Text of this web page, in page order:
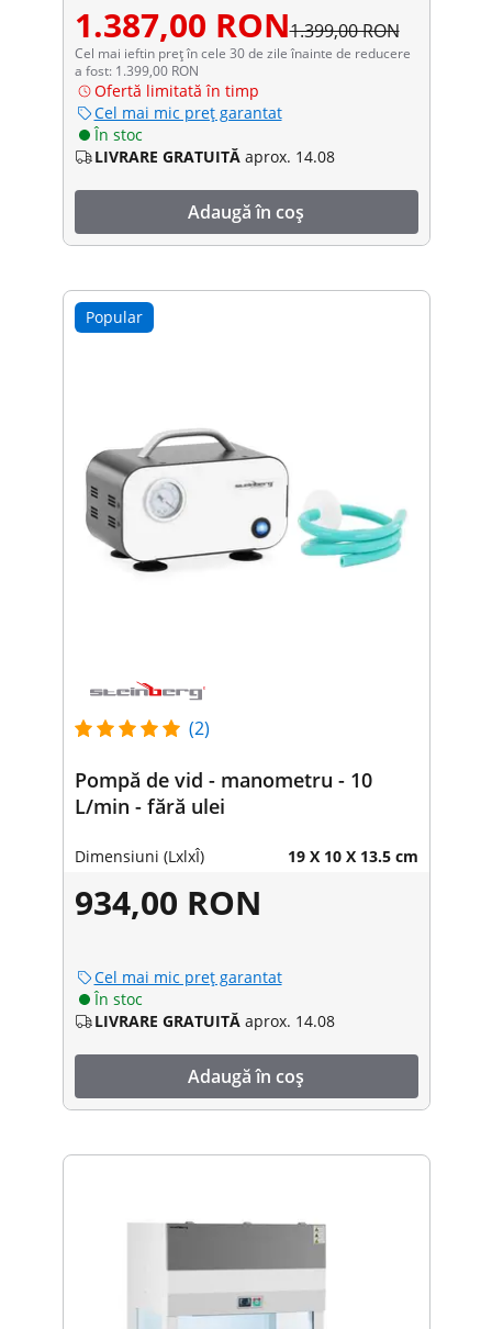
1.387,00 RON1.399,00 RON
Cel mai ieftin preț în cele 30 de zile înainte de reducere
a fost: 1.399,00 RON
Ofertă limitată în timp
Cel mai mic preț garantat
În stoc
LIVRARE GRATUITĂ aprox. 14.08
Adaugă în coș
Popular
(2)
Pompă de vid - manometru - 10
L/min - fără ulei
Dimensiuni (LxlxÎ) 19 X 10 X 13.5 cm
934,00 RON
Cel mai mic preț garantat
În stoc
LIVRARE GRATUITĂ aprox. 14.08
Adaugă în coș